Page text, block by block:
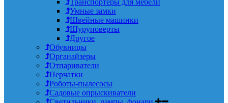
Умные замки
Швейные машинки
Шуруповерты
Другое
Обувницы
Органайзеры
Отпариватели
Перчатки
Роботы-пылесосы
Садовые опрыскиватели